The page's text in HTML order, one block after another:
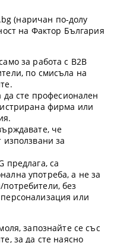
(наричан по-долу
на Фактор България
за работа с B2B
по смисъла на
да сте професионален
фирма или
че
за
предлага, са
употреба, а не за
без
или
запознайте се със
за да сте наясно